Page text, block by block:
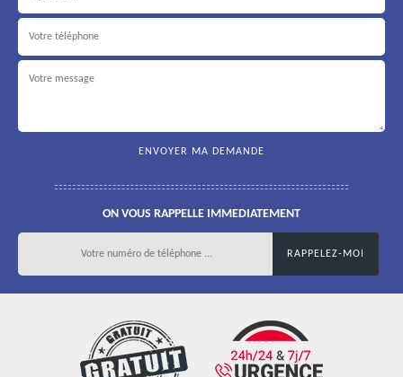
ON VOUS RAPPELLE IMMEDIATEMENT